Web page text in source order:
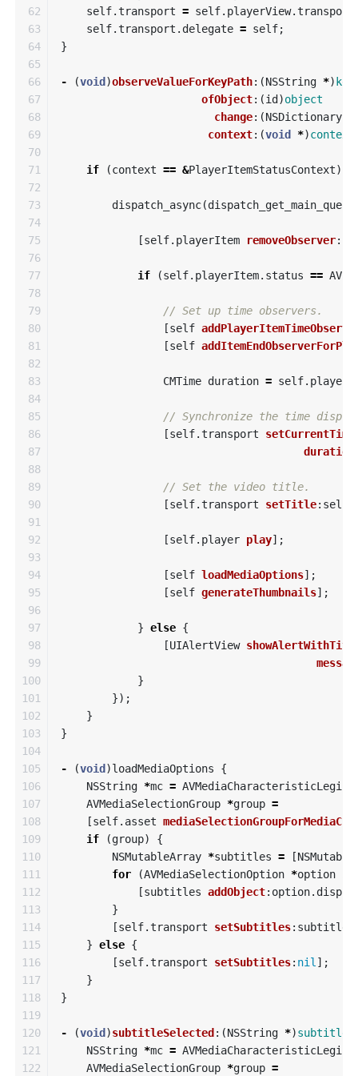
62
63
64
65
66
67
68
69
70
71
72
73
74
75
76
77
78
79
80
81
82
83
84
85
86
87
88
89
90
91
92
93
94
95
96
97
98
99
100
101
102
103
104
105
106
107
108
109
110
111
112
113
114
115
116
117
118
119
120
121
122
self.transport = self. playerView.transport
self.transport . delegate = self;
}
- (void )observeValueForKeyPath:(NSString *)
ofObject:(id )object
change:(NSDictionary
context:(void *)context
if (context == &PlayerItemStatusContext)
dispatch_async(dispatch_get_main_queue
[self. playerItem removeObserver:
if (self. playerItem. status ==
// Set up time
[self
[self
CMTime duration = self.
// Synchronize the time
[self.transport setCurrentTime
// Set the video title.
[self.transport setTitle: self
[self. player play];
[self loadMediaOptions];
[self generateThumbnails];
} else {
[UIAlertView
}
});
}
}
- (void )loadMediaOptions
{
NSString *mc =
AVMediaSelectionGroup *group =
[self. asset
if
(group)
{
NSMutableArray *subtitles = [
for
(AVMediaSelectionOption *option
[subtitles addObject: option.
}
[self.transport setSubtitles: subtitles
} else {
[self.transport setSubtitles: nil];
}
}
- (void )subtitleSelected :(NSString *)subtitle
NSString *mc =
AVMediaSelectionGroup *group =